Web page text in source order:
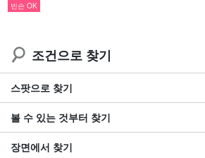
빈손 OK
조건으로 찾기
스팟으로 찾기
볼 수 있는 것부터 찾기
장면에서 찾기